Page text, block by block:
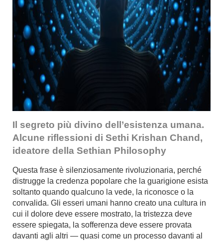
Il segreto più divino dell’esistenza umana.
Alcune riflessioni di Sethi Krishan Chand,
ideatore della Sethian Philosophy
Questa frase è silenziosamente rivoluzionaria, perché
distrugge la credenza popolare che la guarigione esista
soltanto quando qualcuno la vede, la riconosce o la
convalida. Gli esseri umani hanno creato una cultura in
cui il dolore deve essere mostrato, la tristezza deve
essere spiegata, la sofferenza deve essere provata
davanti agli altri — quasi come un processo davanti al